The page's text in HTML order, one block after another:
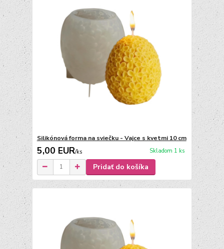
Silikónová forma na sviečku - Vajce s kvetmi 10 cm
5,00 EUR/ks Skladom 1 ks
Pridať do košíka